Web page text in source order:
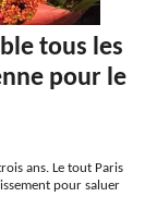
tous les
pour le
ans. Le tout Paris
pour saluer